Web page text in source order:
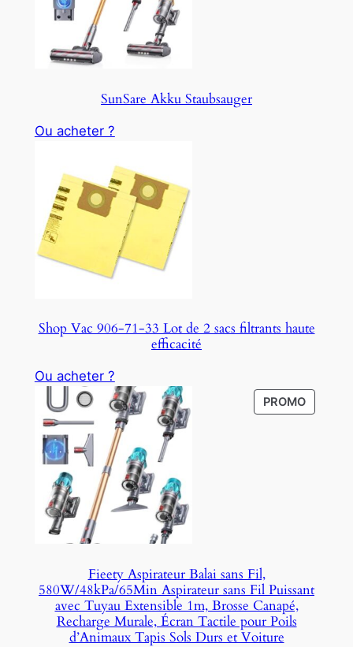
SunSare Akku Staubsauger
Ou acheter ?
Shop Vac 906-71-33 Lot de 2 sacs filtrants haute
efficacité
Ou acheter ?
PROMOP
R
L
Fieety Aspirateur Balai sans Fil,
580W/48kPa/65Min Aspirateur sans Fil Puissant
avec Tuyau Extensible 1m, Brosse Canapé,
Recharge Murale, Écran Tactile pour Poils
d’Animaux Tapis Sols Durs et Voiture